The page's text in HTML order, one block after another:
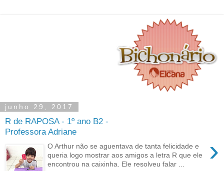
junho 29, 2017
R de RAPOSA - 1º ano B2 -
Professora Adriane
›
O Arthur não se aguentava de tanta felicidade e
queria logo mostrar aos amigos a letra R que ele
encontrou na caixinha. Ele resolveu falar ...